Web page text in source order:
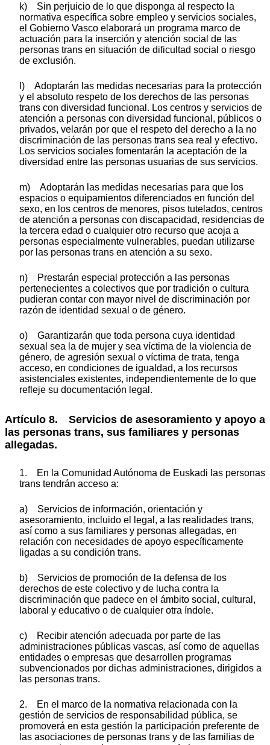
k) Sin perjuicio de lo que disponga al respecto la
normativa específica sobre empleo y servicios sociales,
el Gobierno Vasco elaborará un programa marco de
actuación para la inserción y atención social de las
personas trans en situación de dificultad social o riesgo
de exclusión.
l) Adoptarán las medidas necesarias para la protección
y el absoluto respeto de los derechos de las personas
trans con diversidad funcional. Los centros y servicios de
atención a personas con diversidad funcional, públicos o
privados, velarán por que el respeto del derecho a la no
discriminación de las personas trans sea real y efectivo.
Los servicios sociales fomentarán la aceptación de la
diversidad entre las personas usuarias de sus servicios.
m) Adoptarán las medidas necesarias para que los
espacios o equipamientos diferenciados en función del
sexo, en los centros de menores, pisos tutelados, centros
de atención a personas con discapacidad, residencias de
la tercera edad o cualquier otro recurso que acoja a
personas especialmente vulnerables, puedan utilizarse
por las personas trans en atención a su sexo.
n) Prestarán especial protección a las personas
pertenecientes a colectivos que por tradición o cultura
pudieran contar con mayor nivel de discriminación por
razón de identidad sexual o de género.
o) Garantizarán que toda persona cuya identidad
sexual sea la de mujer y sea víctima de la violencia de
género, de agresión sexual o víctima de trata, tenga
acceso, en condiciones de igualdad, a los recursos
asistenciales existentes, independientemente de lo que
refleje su documentación legal.
Artículo 8. Servicios de asesoramiento y apoyo a
las personas trans, sus familiares y personas
allegadas.
1. En la Comunidad Autónoma de Euskadi las personas
trans tendrán acceso a:
a) Servicios de información, orientación y
asesoramiento, incluido el legal, a las realidades trans,
así como a sus familiares y personas allegadas, en
relación con necesidades de apoyo específicamente
ligadas a su condición trans.
b) Servicios de promoción de la defensa de los
derechos de este colectivo y de lucha contra la
discriminación que padece en el ámbito social, cultural,
laboral y educativo o de cualquier otra índole.
c) Recibir atención adecuada por parte de las
administraciones públicas vascas, así como de aquellas
entidades o empresas que desarrollen programas
subvencionados por dichas administraciones, dirigidos a
las personas trans.
2. En el marco de la normativa relacionada con la
gestión de servicios de responsabilidad pública, se
promoverá en esta gestión la participación preferente de
las asociaciones de personas trans y de las familias de